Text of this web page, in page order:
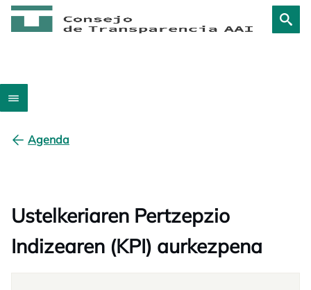
Agenda
Ustelkeriaren Pertzepzio
Indizearen (KPI) aurkezpena